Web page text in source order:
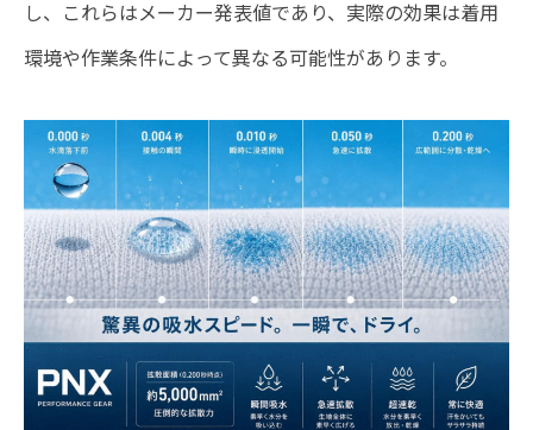
し、これらはメーカー発表値であり、実際の効果は着用
環境や作業条件によって異なる可能性があります。